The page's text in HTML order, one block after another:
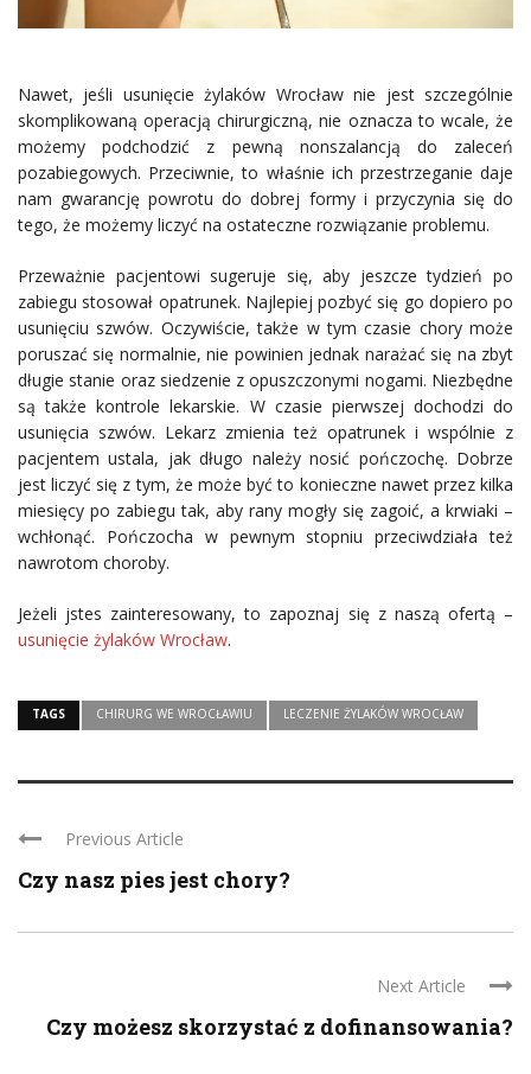
Nawet, jeśli usunięcie żylaków Wrocław nie jest szczególnie
skomplikowaną operacją chirurgiczną, nie oznacza to wcale, że
możemy podchodzić z pewną nonszalancją do zaleceń
pozabiegowych. Przeciwnie, to właśnie ich przestrzeganie daje
nam gwarancję powrotu do dobrej formy i przyczynia się do
tego, że możemy liczyć na ostateczne rozwiązanie problemu.
Przeważnie pacjentowi sugeruje się, aby jeszcze tydzień po
zabiegu stosował opatrunek. Najlepiej pozbyć się go dopiero po
usunięciu szwów. Oczywiście, także w tym czasie chory może
poruszać się normalnie, nie powinien jednak narażać się na zbyt
długie stanie oraz siedzenie z opuszczonymi nogami. Niezbędne
są także kontrole lekarskie. W czasie pierwszej dochodzi do
usunięcia szwów. Lekarz zmienia też opatrunek i wspólnie z
pacjentem ustala, jak długo należy nosić pończochę. Dobrze
jest liczyć się z tym, że może być to konieczne nawet przez kilka
miesięcy po zabiegu tak, aby rany mogły się zagoić, a krwiaki –
wchłonąć. Pończocha w pewnym stopniu przeciwdziała też
nawrotom choroby.
Jeżeli jstes zainteresowany, to zapoznaj się z naszą ofertą –
usunięcie żylaków Wrocław.
TAGS CHIRURG WE WROCŁAWIU LECZENIE ŻYLAKÓW WROCŁAW
Previous Article
Czy nasz pies jest chory?
Next Article
Czy możesz skorzystać z dofinansowania?